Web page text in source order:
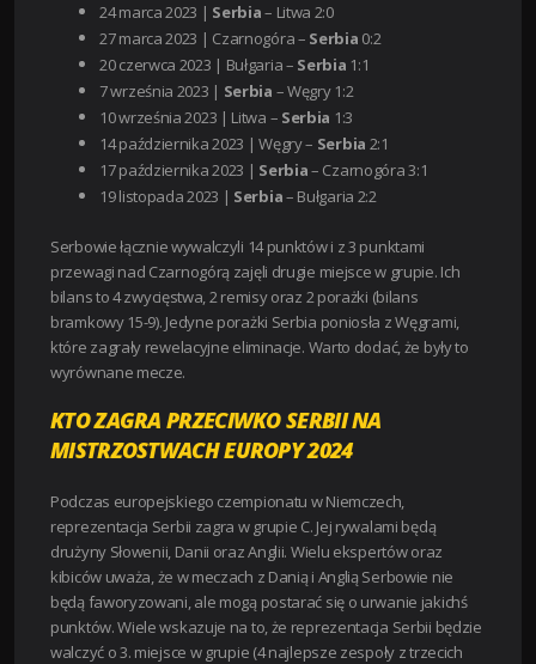
24 marca 2023 | Serbia– Litwa 2:0
27 marca 2023 | Czarnogóra – Serbia 0:2
20 czerwca 2023 | Bułgaria – Serbia 1:1
7 września 2023 | Serbia – Węgry 1:2
10 września 2023 | Litwa – Serbia 1:3
14 października 2023 | Węgry – Serbia 2:1
17 października 2023 | Serbia– Czarnogóra 3:1
19 listopada 2023 | Serbia– Bułgaria 2:2
Serbowie łącznie wywalczyli 14 punktów i z 3 punktami
przewagi nad Czarnogórą zajęli drugie miejsce w grupie. Ich
bilans to 4 zwycięstwa, 2 remisy oraz 2 porażki (bilans
bramkowy 15-9). Jedyne porażki Serbia poniosła z Węgrami,
które zagrały rewelacyjne eliminacje. Warto dodać, że były to
wyrównane mecze.
KTO ZAGRA PRZECIWKO SERBII NA
MISTRZOSTWACH EUROPY 2024
Podczas europejskiego czempionatu w Niemczech,
reprezentacja Serbii zagra w grupie C. Jej rywalami będą
drużyny Słowenii, Danii oraz Anglii. Wielu ekspertów oraz
kibiców uważa, że w meczach z Danią i Anglią Serbowie nie
będą faworyzowani, ale mogą postarać się o urwanie jakichś
punktów. Wiele wskazuje na to, że reprezentacja Serbii będzie
walczyć o 3. miejsce w grupie (4 najlepsze zespoły z trzecich